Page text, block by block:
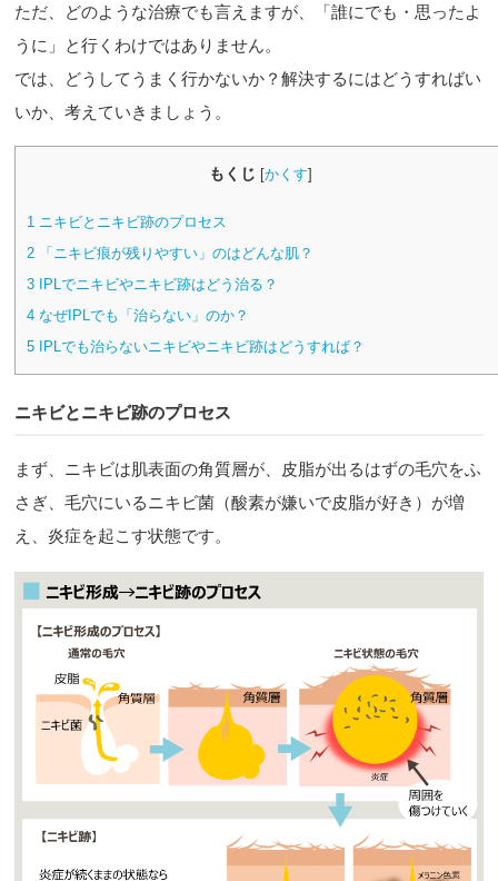
ただ、どのような治療でも言えますが、「誰にでも・思ったよ
うに」と行くわけではありません。
では、どうしてうまく行かないか？解決するにはどうすればい
いか、考えていきましょう。
もくじ [かくす]
1 ニキビとニキビ跡のプロセス
2 「ニキビ痕が残りやすい」のはどんな肌？
3 IPLでニキビやニキビ跡はどう治る？
4 なぜIPLでも「治らない」のか？
5 IPLでも治らないニキビやニキビ跡はどうすれば？
ニキビとニキビ跡のプロセス
まず、ニキビは肌表面の角質層が、皮脂が出るはずの毛穴をふ
さぎ、毛穴にいるニキビ菌（酸素が嫌いで皮脂が好き）が増
え、炎症を起こす状態です。